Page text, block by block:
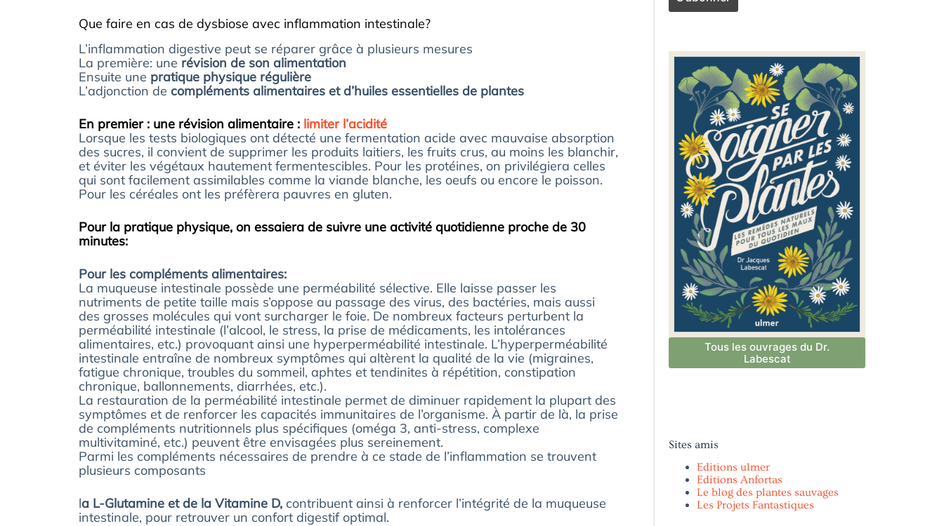
Que faire en cas de dysbiose avec inflammation intestinale?
L’inflammation digestive peut se réparer grâce à plusieurs mesures
La première: une révision de son alimentation
Ensuite une pratique physique régulière
L’adjonction de compléments alimentaires et d’huiles essentielles de plantes
En premier : une révision alimentaire : limiter l’acidité
Lorsque les tests biologiques ont détecté une fermentation acide avec mauvaise absorption
des sucres, il convient de supprimer les produits laitiers, les fruits crus, au moins les blanchir,
et éviter les végétaux hautement fermentescibles. Pour les protéines, on privilégiera celles
qui sont facilement assimilables comme la viande blanche, les oeufs ou encore le poisson.
Pour les céréales ont les préfèrera pauvres en gluten.
Pour la pratique physique, on essaiera de suivre une activité quotidienne proche de 30
minutes:
Pour les compléments alimentaires:
La muqueuse intestinale possède une perméabilité sélective. Elle laisse passer les
nutriments de petite taille mais s’oppose au passage des virus, des bactéries, mais aussi
des grosses molécules qui vont surcharger le foie. De nombreux facteurs perturbent la
perméabilité intestinale (l’alcool, le stress, la prise de médicaments, les intolérances
alimentaires, etc.) provoquant ainsi une hyperperméabilité intestinale. L’hyperperméabilité
intestinale entraîne de nombreux symptômes qui altèrent la qualité de la vie (migraines,
fatigue chronique, troubles du sommeil, aphtes et tendinites à répétition, constipation
chronique, ballonnements, diarrhées, etc.).
La restauration de la perméabilité intestinale permet de diminuer rapidement la plupart des
symptômes et de renforcer les capacités immunitaires de l’organisme. À partir de là, la prise
de compléments nutritionnels plus spécifiques (oméga 3, anti-stress, complexe
multivitaminé, etc.) peuvent être envisagées plus sereinement.
Parmi les compléments nécessaires de prendre à ce stade de l’inflammation se trouvent
plusieurs composants
la L-Glutamine et de la Vitamine D, contribuent ainsi à renforcer l’intégrité de la muqueuse
intestinale, pour retrouver un confort digestif optimal.
Tous les ouvrages du Dr.
Labescat
Sites amis
Editions ulmer
Editions Anfortas
Le blog des plantes sauvages
Les Projets Fantastiques